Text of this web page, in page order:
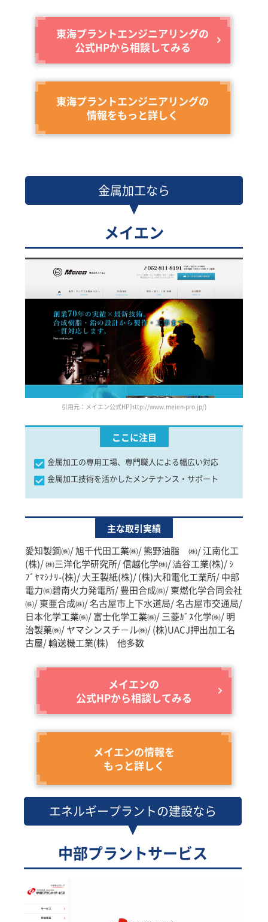
東海プラントエンジニアリングの
公式HPから相談してみる
東海プラントエンジニアリングの
情報をもっと詳しく
金属加工なら
メイエン
引用元：メイエン公式HP(http://www.meien-pro.jp/)
ここに注目
金属加工の専用工場、専門職人による幅広い対応
金属加工技術を活かしたメンテナンス・サポート
主な取引実績
愛知製鋼㈱/ 旭千代田工業㈱/ 熊野油脂 ㈱/ 江南化工
(株)/ ㈱三洋化学研究所/ 信越化学㈱/ 澁谷工業(株)/ ｼ
ﾌﾞﾔﾏｼﾅﾘ-(株)/ 大王製紙(株)/ (株)大和電化工業所/ 中部
電力㈱碧南火力発電所/ 豊田合成㈱/ 東燃化学合同会社
㈱/ 東亜合成㈱/ 名古屋市上下水道局/ 名古屋市交通局/
日本化学工業㈱/ 富士化学工業㈱/ 三菱ｶﾞｽ化学㈱/ 明
治製菓㈱/ ヤマシンスチ－ル㈱/ (株)UACJ押出加工名
古屋/ 輸送機工業(株) 他多数
メイエンの
公式HPから相談してみる
メイエンの情報を
もっと詳しく
エネルギープラントの建設なら
中部プラントサービス